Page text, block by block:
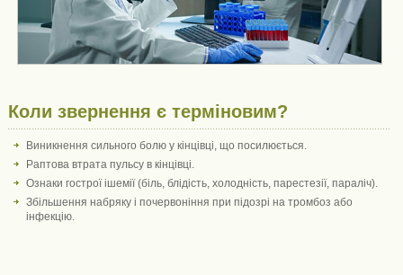
Коли звернення є терміновим?
Виникнення сильного болю у кінцівці, що посилюється.
Раптова втрата пульсу в кінцівці.
Ознаки гострої ішемії (біль, блідість, холодність, парестезії, параліч).
Збільшення набряку і почервоніння при підозрі на тромбоз або
інфекцію.